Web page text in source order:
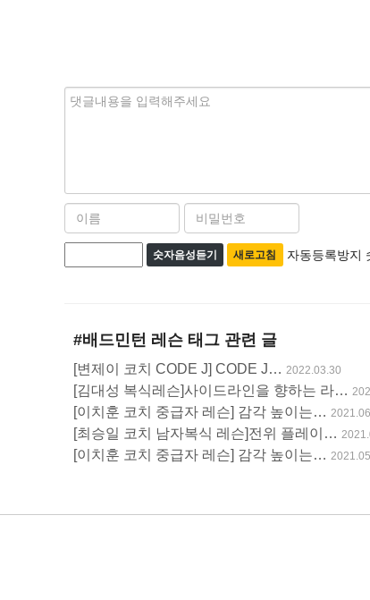
내
름
비
밀
번
록
방
지
숫자음성듣기 새로고침 자동등록방지
#배드민턴 레슨 태그 관련 글
[변제이 코치 CODE J] CODE J… 2022.03.30
[김대성 복식레슨]사이드라인을 향하는 라…
[이치훈 코치 중급자 레슨] 감각 높이는…
[최승일 코치 남자복식 레슨]전위 플레이…
[이치훈 코치 중급자 레슨] 감각 높이는…